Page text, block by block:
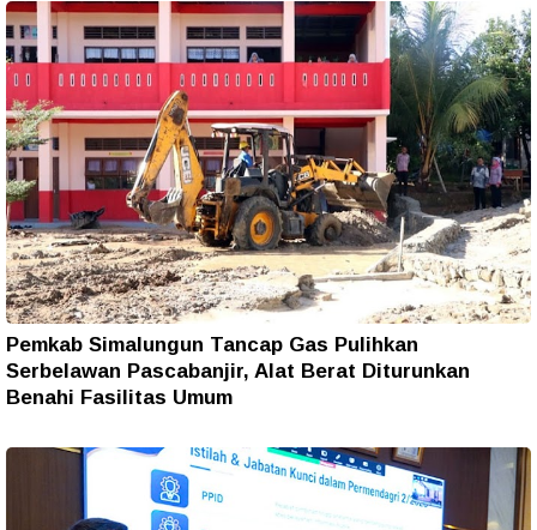
Pemkab Simalungun Tancap Gas Pulihkan
Serbelawan Pascabanjir, Alat Berat Diturunkan
Benahi Fasilitas Umum